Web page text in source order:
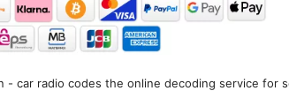
- car radio codes the online decoding service for